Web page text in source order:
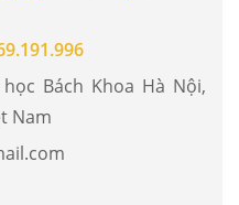
Bách Khoa Hà Nội,
Nam